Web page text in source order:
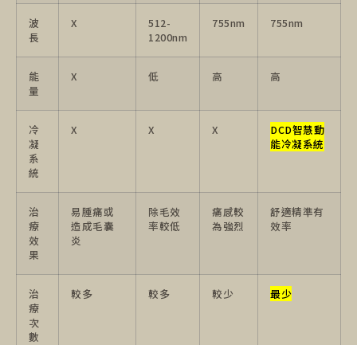
波
長
X
512-
1200nm
755nm 755nm
能
量
X 低 高 高
冷
凝
系
統
X X X
DCD智慧動
能冷凝系統
治
療
效
果
易腫痛或
造成毛囊
炎
除毛效
率較低
痛感較
為強烈
舒適精準有
效率
治
療
次
數
較多 較多 較少 最少